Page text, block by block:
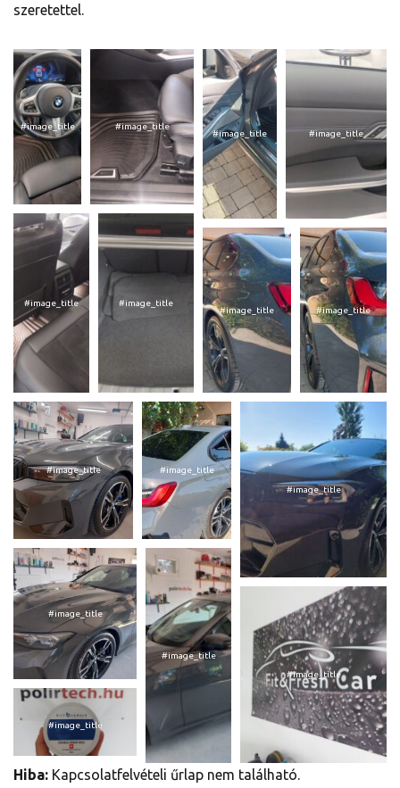
szeretettel.
#image_title #image_title
#image_title #image_title
#image_title #image_title
#image_title #image_title
#image_title
#image_title
#image_title
#image_title
#image_title
#image_title
#image_title
Hiba: Kapcsolatfelvételi űrlap nem található.